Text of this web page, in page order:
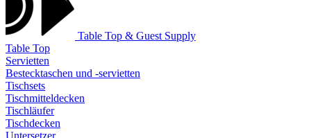
Table Top & Guest Supply
Table Top
Servietten
Bestecktaschen und -servietten
Tischsets
Tischmitteldecken
Tischläufer
Tischdecken